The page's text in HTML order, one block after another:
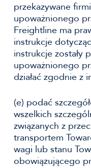
przekazywane
upoważnionego
Freightline ma
instrukcje
instrukcje zostały
upoważnionego
działać zgodnie z
(e) podać
wszelkich
związanych z
transportem
wagi lub stanu
obowiązującego